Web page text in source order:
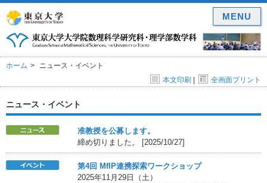
ホーム
ニュース・イベント
本文印刷 | 全画面プリント
ニュース・イベント
准教授を公募します。
締め切りました。 [2025/10/27]
第4回 MfIP連携探索ワークショップ
2025年11月29日（土）
MENU